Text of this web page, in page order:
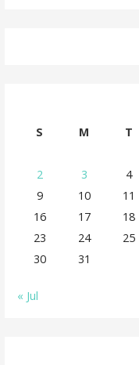
S
M T
2
3 4
9
10 11
16
17 18
23
24 25
30
31
« Jul